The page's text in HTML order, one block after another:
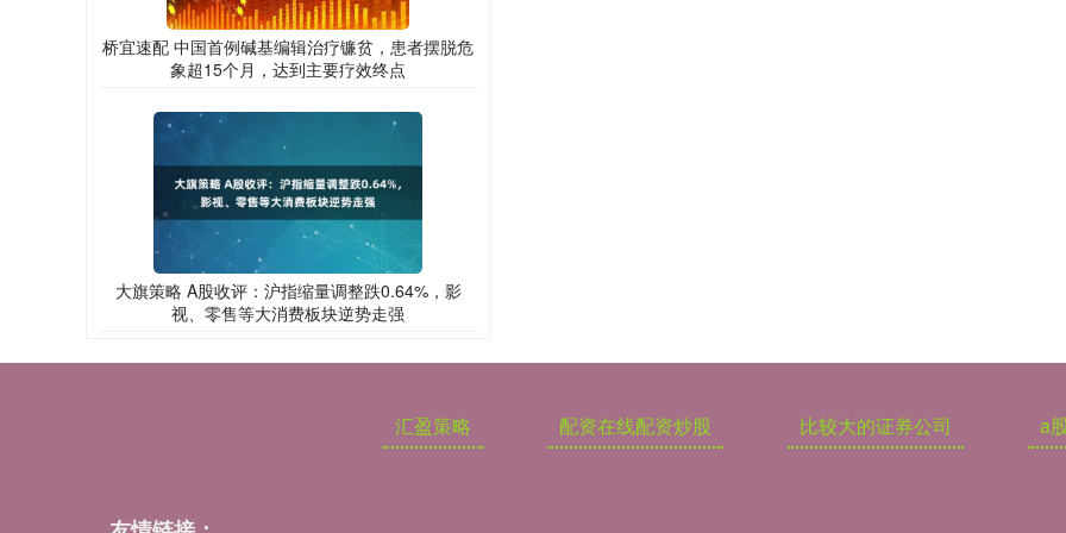
桥宜速配 中国首例碱基编辑治疗镰贫，患者摆脱危
象超15个月，达到主要疗效终点
大旗策略 A股收评：沪指缩量调整跌0.64%，影
视、零售等大消费板块逆势走强
汇盈策略 配资在线配资炒股 比较大的证券公司 a